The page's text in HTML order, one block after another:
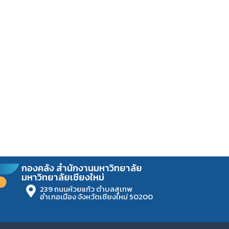
กองคลัง สำนักงานมหาวิทยาลัย
มหาวิทยาลัยเชียงใหม่
239 ถนนห้วยแก้ว ตำบลสุเทพ
อำเภอเมือง จังหวัดเชียงใหม่ 50200